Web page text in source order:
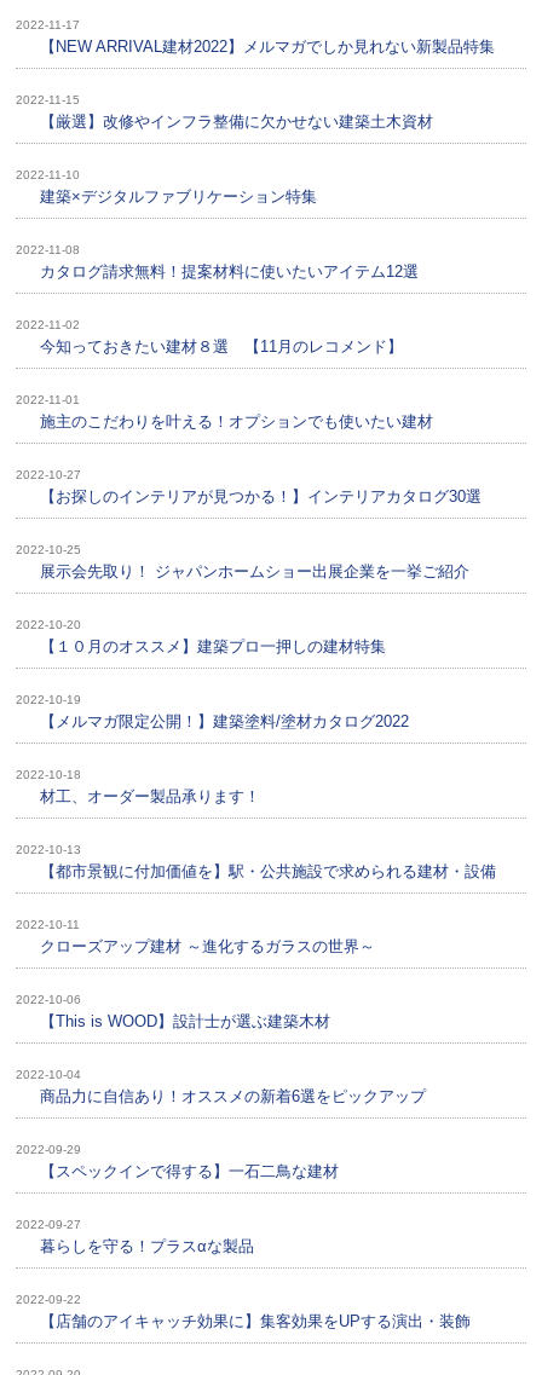
2022-11-17
【NEW ARRIVAL建材2022】メルマガでしか見れない新製品特集
2022-11-15
【厳選】改修やインフラ整備に欠かせない建築土木資材
2022-11-10
建築×デジタルファブリケーション特集
2022-11-08
カタログ請求無料！提案材料に使いたいアイテム12選
2022-11-02
今知っておきたい建材８選 【11月のレコメンド】
2022-11-01
施主のこだわりを叶える！オプションでも使いたい建材
2022-10-27
【お探しのインテリアが見つかる！】インテリアカタログ30選
2022-10-25
展示会先取り！ ジャパンホームショー出展企業を一挙ご紹介
2022-10-20
【１０月のオススメ】建築プロ一押しの建材特集
2022-10-19
【メルマガ限定公開！】建築塗料/塗材カタログ2022
2022-10-18
材工、オーダー製品承ります！
2022-10-13
【都市景観に付加価値を】駅・公共施設で求められる建材・設備
2022-10-11
クローズアップ建材 ～進化するガラスの世界～
2022-10-06
【This is WOOD】設計士が選ぶ建築木材
2022-10-04
商品力に自信あり！オススメの新着6選をピックアップ
2022-09-29
【スペックインで得する】一石二鳥な建材
2022-09-27
暮らしを守る！プラスαな製品
2022-09-22
【店舗のアイキャッチ効果に】集客効果をUPする演出・装飾